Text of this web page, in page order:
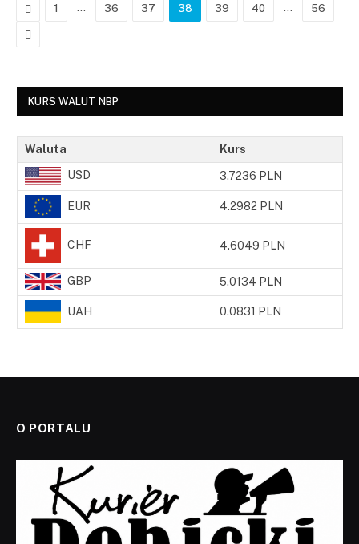
Poprzedni
1 … 36 37 38 39 40 … 56
Następny
KURS WALUT NBP
Waluta Kurs
USD 3.7236 PLN
EUR 4.2982 PLN
CHF 4.6049 PLN
GBP 5.0134 PLN
UAH 0.0831 PLN
O PORTALU